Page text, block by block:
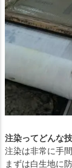
注染ってどんな
注染は非常に手
まずは白生地に